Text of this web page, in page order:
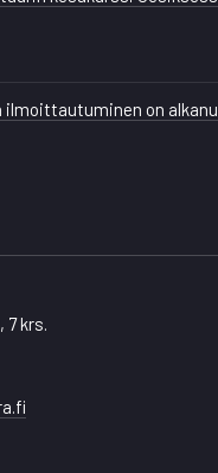
ilmoittautuminen on
7 krs.